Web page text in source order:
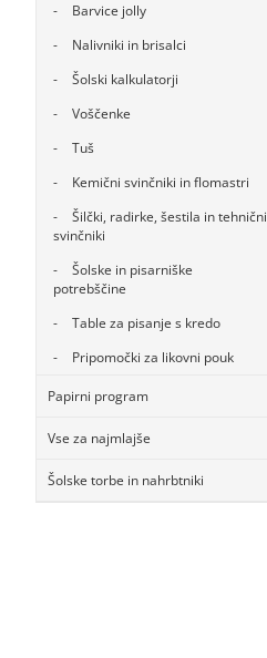
Barvice jolly
Nalivniki in brisalci
Šolski kalkulatorji
Voščenke
Tuš
Kemični svinčniki in flomastri
Šilčki, radirke, šestila in tehnični
svinčniki
Šolske in pisarniške
potrebščine
Table za pisanje s kredo
Pripomočki za likovni pouk
Papirni program
Vse za najmlajše
Šolske torbe in nahrbtniki